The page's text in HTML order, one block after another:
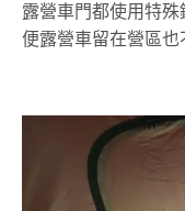
露營車門都使用特
便露營車留在營區也